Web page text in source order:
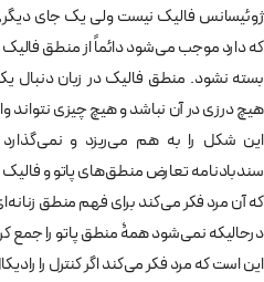
ژوئیسانس فالیک نیست ولی یک جای
که دارد موجب می‌شود دائماً از منطق فالیک
بسته نشود. منطق فالیک در زبان دنبال
هیچ درزی در آن نباشد و هیچ چیزی نتواند
این شکل را به هم می‌ریزد و
سندبادنامه تعارض منطق‌های پاتو و
که آن مرد فکر می‌کند برای فهم منطق
درحالیکه نمی‌شود همۀ منطق پاتو را
این است که مرد فکر می‌کند اگر کنترل را